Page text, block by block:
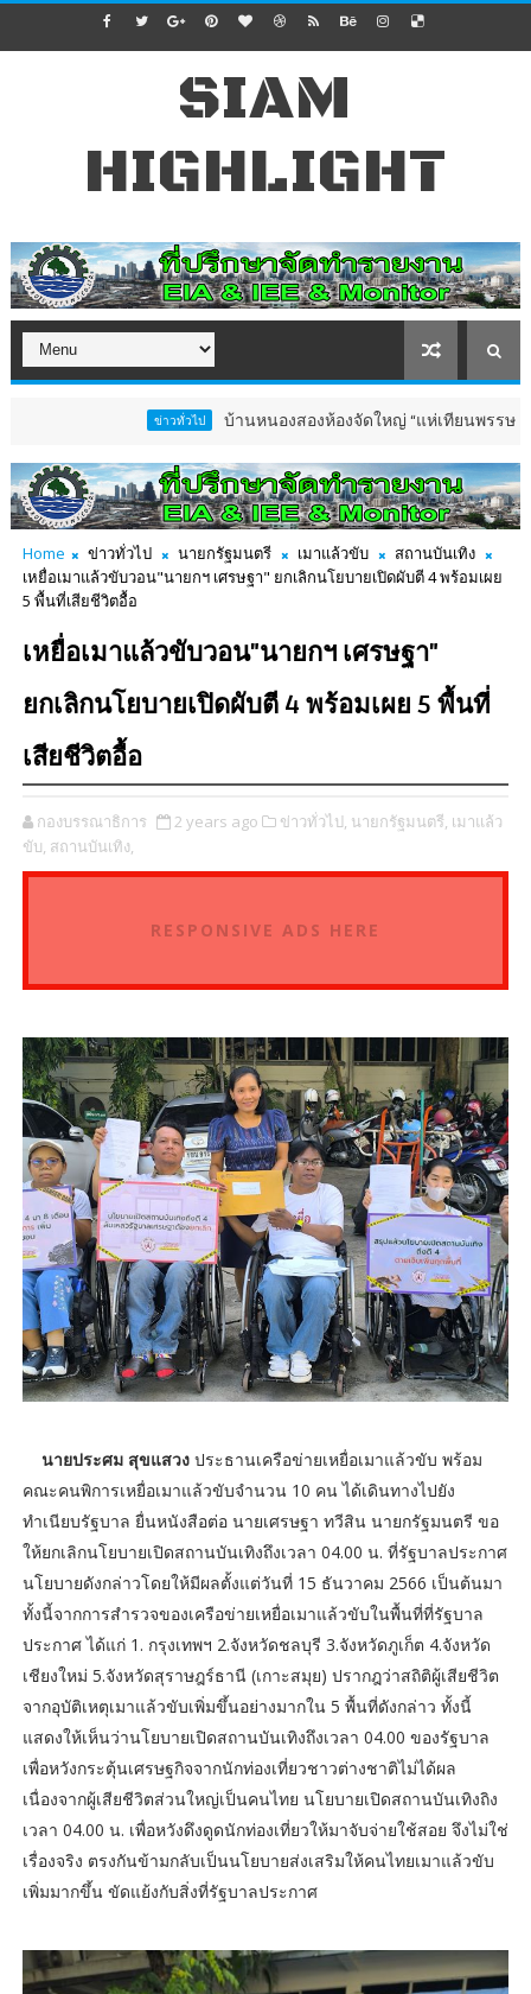
SIAM
HIGHLIGHT
บ้านหนองสองห้องจัดใหญ่ “แห่เทียนพรรษา–ผ้าป่าซาเล้ง
Home ข่าวทั่วไป นายกรัฐมนตรี เมาแล้วขับ
สถานบันเทิง
เหยื่อเมาแล้วขับวอน"นายกฯ เศรษฐา" ยกเลิกนโยบายเปิดผับตี 4 พร้อมเผย
5 พื้นที่เสียชีวิตอื้อ
เหยื่อเมาแล้วขับวอน"นายกฯ เศรษฐา"
ยกเลิกนโยบายเปิดผับตี 4 พร้อมเผย 5 พื้นที่
เสียชีวิตอื้อ
กองบรรณาธิการ 2 years ago ข่าวทั่วไป, นายกรัฐมนตรี, เมาแล้ว
ขับ, สถานบันเทิง,
RESPONSIVE ADS HERE
นายประศม สุขแสวงประธานเครือข่ายเหยื่อเมาแล้วขับ พร้อม
คณะคนพิการเหยื่อเมาแล้วขับจำนวน 10 คน ได้เดินทางไปยัง
ทำเนียบรัฐบาล ยื่นหนังสือต่อ นายเศรษฐา ทวีสิน นายกรัฐมนตรี ขอ
ให้ยกเลิกนโยบายเปิดสถานบันเทิงถึงเวลา 04.00 น. ที่รัฐบาลประกาศ
นโยบายดังกล่าวโดยให้มีผลตั้งแต่วันที่ 15 ธันวาคม 2566 เป็นต้นมา
ทั้งนี้จากการสำรวจของเครือข่ายเหยื่อเมาแล้วขับในพื้นที่ที่รัฐบาล
ประกาศ ได้แก่ 1. กรุงเทพฯ 2.จังหวัดชลบุรี 3.จังหวัดภูเก็ต 4.จังหวัด
เชียงใหม่ 5.จังหวัดสุราษฎร์ธานี (เกาะสมุย) ปรากฎว่าสถิติผู้เสียชีวิต
จากอุบัติเหตุเมาแล้วขับเพิ่มขึ้นอย่างมากใน 5 พื้นที่ดังกล่าว ทั้งนี้
แสดงให้เห็นว่านโยบายเปิดสถานบันเทิงถึงเวลา 04.00 ของรัฐบาล
เพื่อหวังกระตุ้นเศรษฐกิจจากนักท่องเที่ยวชาวต่างชาติไม่ได้ผล
เนื่องจากผู้เสียชีวิตส่วนใหญ่เป็นคนไทย นโยบายเปิดสถานบันเทิงถิง
เวลา 04.00 น. เพื่อหวังดึงดูดนักท่องเที่ยวให้มาจับจ่ายใช้สอย จึงไม่ใช่
เรื่องจริง ตรงกันข้ามกลับเป็นนโยบายส่งเสริมให้คนไทยเมาแล้วขับ
เพิ่มมากขึ้น ขัดแย้งกับสิ่งที่รัฐบาลประกาศ